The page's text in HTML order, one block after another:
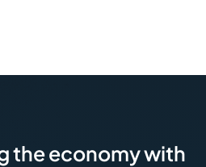
the economy with